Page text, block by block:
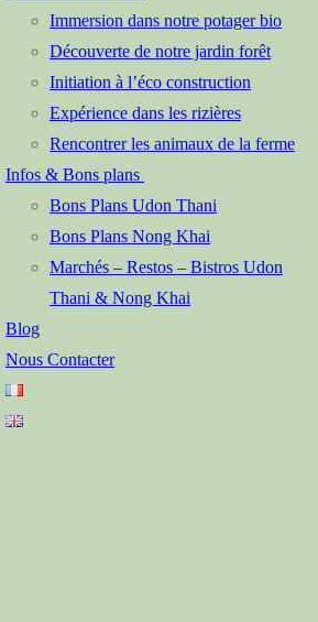
Immersion dans notre potager bio
Découverte de notre jardin forêt
Initiation à l’éco construction
Expérience dans les rizières
Rencontrer les animaux de la ferme
Infos & Bons plans
Bons Plans Udon Thani
Bons Plans Nong Khai
Marchés – Restos – Bistros Udon
Thani & Nong Khai
Blog
Nous Contacter